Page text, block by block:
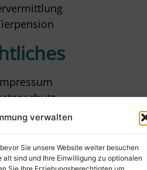
verwalten
Sie unsere Website weiter besuchen
alt sind und Ihre Einwilligung zu optionalen
Satzung